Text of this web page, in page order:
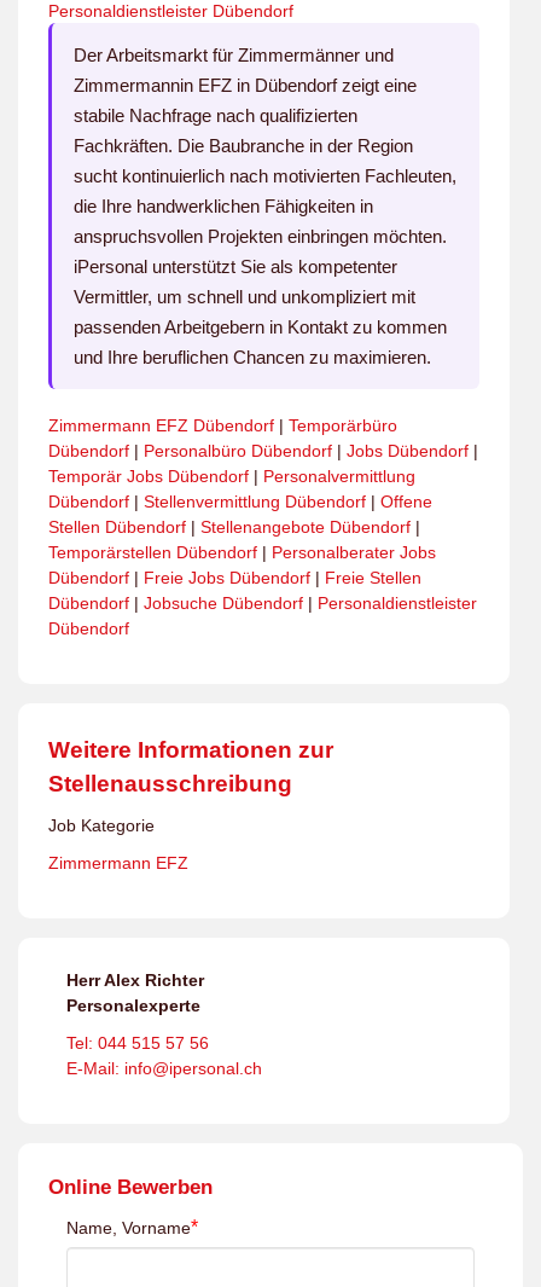
Personaldienstleister Dübendorf
Der Arbeitsmarkt für Zimmermänner und
Zimmermannin EFZ in Dübendorf zeigt eine
stabile Nachfrage nach qualifizierten
Fachkräften. Die Baubranche in der Region
sucht kontinuierlich nach motivierten Fachleuten,
die Ihre handwerklichen Fähigkeiten in
anspruchsvollen Projekten einbringen möchten.
iPersonal unterstützt Sie als kompetenter
Vermittler, um schnell und unkompliziert mit
passenden Arbeitgebern in Kontakt zu kommen
und Ihre beruflichen Chancen zu maximieren.
Zimmermann EFZ Dübendorf | Temporärbüro
Dübendorf | Personalbüro Dübendorf | Jobs Dübendorf |
Temporär Jobs Dübendorf | Personalvermittlung
Dübendorf | Stellenvermittlung Dübendorf | Offene
Stellen Dübendorf | Stellenangebote Dübendorf |
Temporärstellen Dübendorf | Personalberater Jobs
Dübendorf | Freie Jobs Dübendorf | Freie Stellen
Dübendorf | Jobsuche Dübendorf | Personaldienstleister
Dübendorf
Weitere Informationen zur
Stellenausschreibung
Job Kategorie
Zimmermann EFZ
Herr Alex Richter
Personalexperte
Tel: 044 515 57 56
E-Mail: info@ipersonal.ch
Online Bewerben
Name, Vorname*